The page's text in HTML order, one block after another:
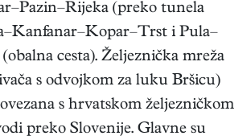
(preko tunela
i Pula–
cesta). Željeznička mreža
s odvojkom za luku Bršicu)
s hrvatskom željezničkom
preko Slovenije. Glavne su